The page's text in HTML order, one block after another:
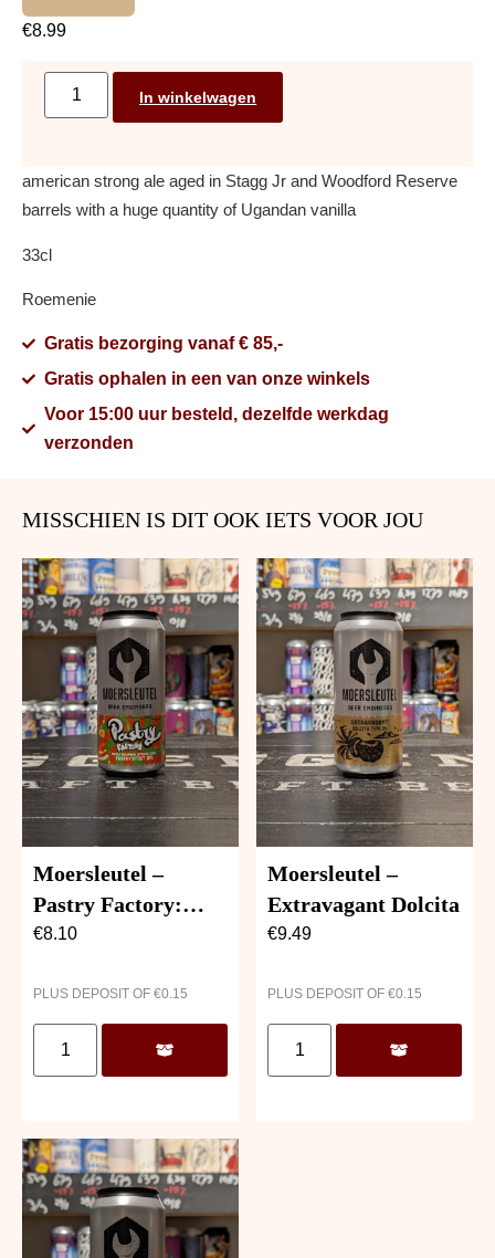
€8.99
In winkelwagen
american strong ale aged in Stagg Jr and Woodford Reserve
barrels with a huge quantity of Ugandan vanilla
33cl
Roemenie
Gratis bezorging vanaf € 85,-
Gratis ophalen in een van onze winkels
Voor 15:00 uur besteld, dezelfde werkdag
verzonden
MISSCHIEN IS DIT OOK IETS VOOR JOU
Moersleutel –
Pastry Factory:
Maple Bourbon
€8.10
PLUS DEPOSIT OF €0.15
Moersleutel –
Extravagant Dolcita
€9.49
PLUS DEPOSIT OF €0.15